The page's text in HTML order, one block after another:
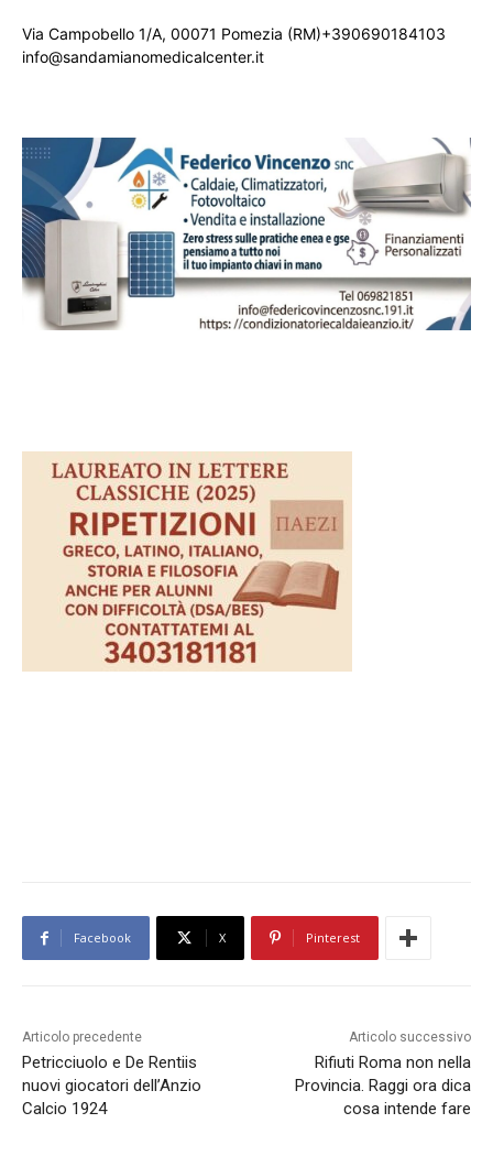
Via Campobello 1/A, 00071 Pomezia (RM)+390690184103
info@sandamianomedicalcenter.it
Facebook X Pinterest
Articolo precedente
Petricciuolo e De Rentiis
nuovi giocatori dell’Anzio
Calcio 1924
Articolo successivo
Rifiuti Roma non nella
Provincia. Raggi ora dica
cosa intende fare